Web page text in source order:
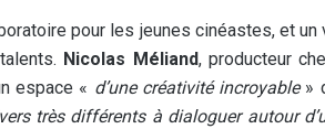
pour les jeunes cinéastes, et un
Nicolas Méliand, producteur
espace « d’une créativité incroyable»
très différents à dialoguer autour